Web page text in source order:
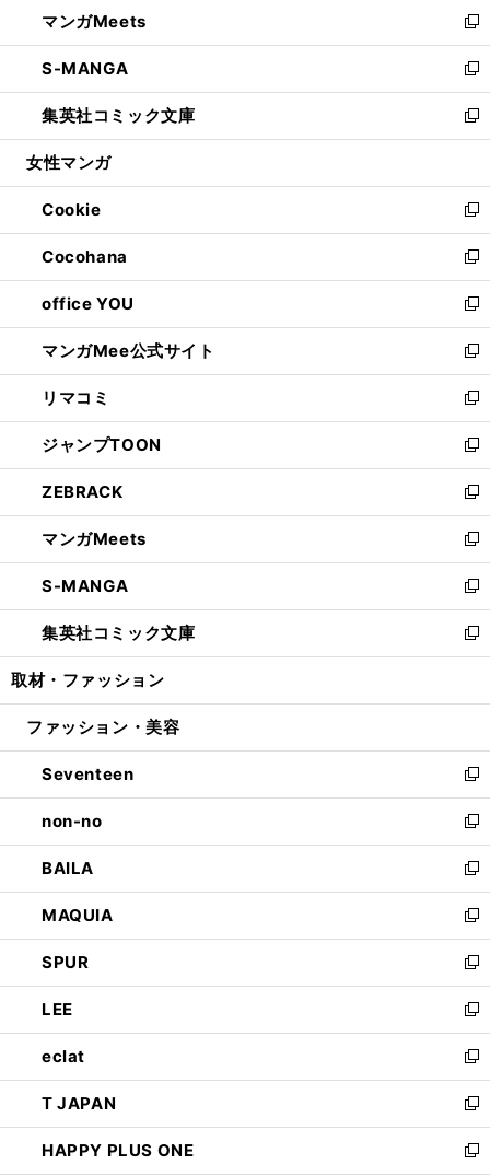
く
で
開
く
ド
ウ
で
開
く
ィ
ン
ド
ウ
で
開
い
ウ
ィ
ン
ド
ウ
開
く
マンガMeets
新
し
い
ウ
ィ
ン
ウ
で
開
く
S-MANGA
新
し
い
ウ
ン
ド
ウ
で
開
く
集英社コミック文庫
新
し
ウ
ィ
ン
ド
ウ
で
開
く
女性マンガ
Cookie
新
し
い
ウ
ィ
ン
ド
ウ
で
開
く
Cocohana
新
し
い
ウ
ィ
ン
ド
ウ
で
開
く
office YOU
新
し
い
ウ
ィ
ン
ド
ウ
で
開
く
マンガMee公式サイト
新
し
い
ウ
ィ
ン
ド
ウ
で
開
く
リマコミ
新
し
い
ウ
ィ
ン
ド
ウ
で
開
く
ジャンプTOON
新
し
い
ウ
ィ
ン
ド
ウ
で
開
ZEBRACK
新
し
い
ウ
ィ
ン
ド
ウ
開
マンガMeets
新
し
い
ウ
ィ
ン
ウ
開
く
S-MANGA
新
し
い
ウ
ン
ウ
で
開
く
集英社コミック文庫
新
し
ウ
ン
ド
ウ
で
開
く
取材・ファッション
ファッション・美容
Seventeen
新
し
い
ウ
ィ
ン
ド
ウ
で
開
く
non-no
新
し
い
ウ
ィ
ン
ド
ウ
で
開
く
BAILA
新
し
い
ウ
ィ
ン
ド
ウ
で
開
く
MAQUIA
新
し
い
ウ
ィ
ン
ド
ウ
で
開
く
SPUR
新
し
い
ウ
ィ
ン
ド
ウ
で
LEE
新
し
い
ウ
ィ
ン
ド
eclat
新
し
い
ウ
ィ
T JAPAN
新
し
い
HAPPY PLUS ONE
新